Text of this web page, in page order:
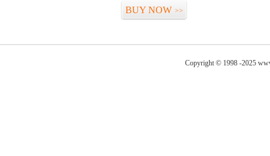
BUY NOW >>
Copyright © 1998 -2025